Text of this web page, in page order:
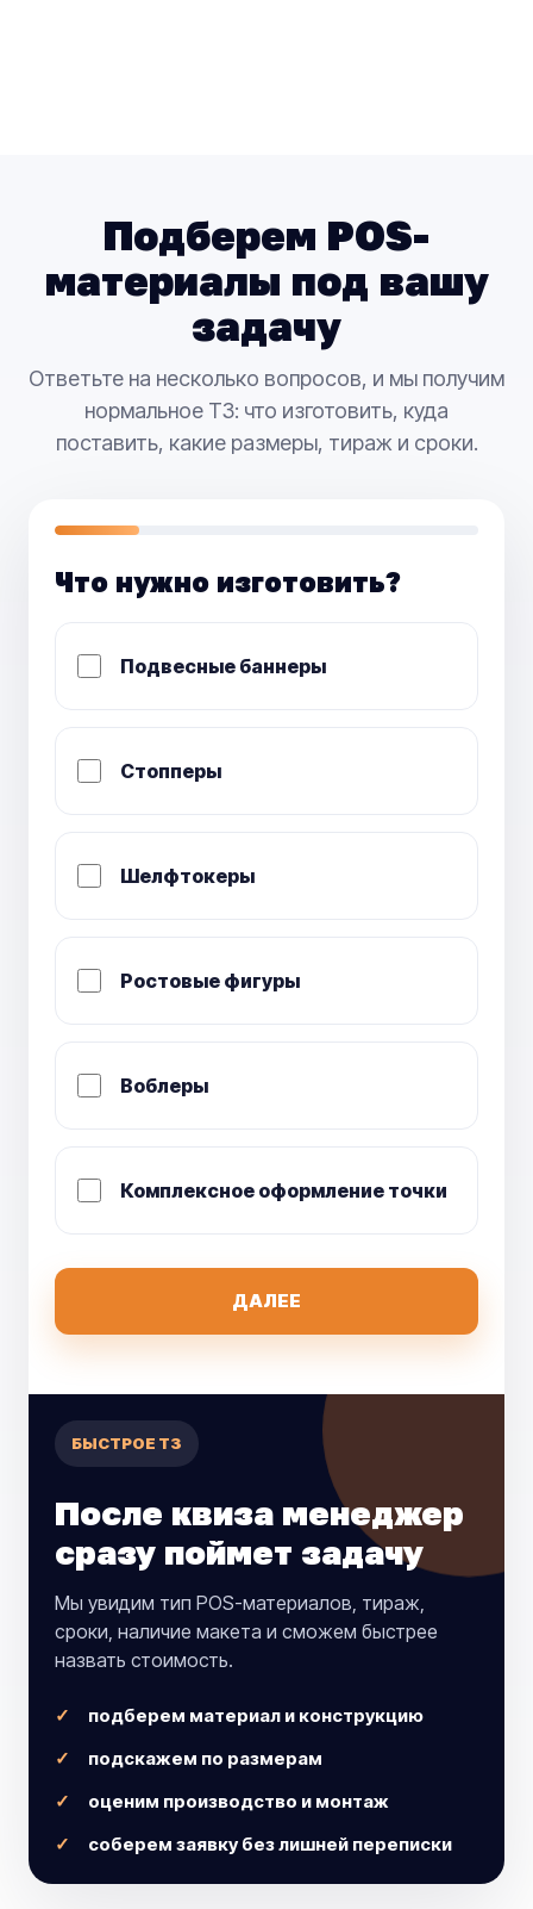
Подберем POS-
материалы под вашу
задачу
Ответьте на несколько вопросов, и мы получим
нормальное ТЗ: что изготовить, куда
поставить, какие размеры, тираж и сроки.
Что нужно изготовить?
Подвесные баннеры
Стопперы
Шелфтокеры
Ростовые фигуры
Воблеры
Комплексное оформление точки
ДАЛЕЕ
БЫСТРОЕ ТЗ
После квиза менеджер
сразу поймет задачу
Мы увидим тип POS-материалов, тираж,
сроки, наличие макета и сможем быстрее
назвать стоимость.
подберем материал и конструкцию
подскажем по размерам
оценим производство и монтаж
соберем заявку без лишней переписки